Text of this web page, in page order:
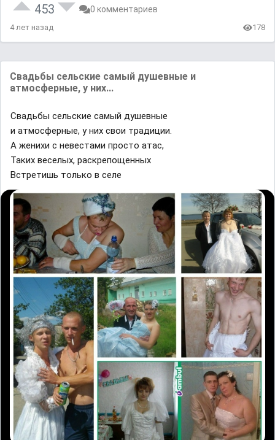
453 0 комментариев
4 лет назад 178
Свадьбы сельские самый душевные и
атмосферные, у них...
Свадьбы сельские самый душевные
и атмосферные, у них свои традиции.
А женихи с невестами просто атас,
Таких веселых, раскрепощенных
Встретишь только в селе